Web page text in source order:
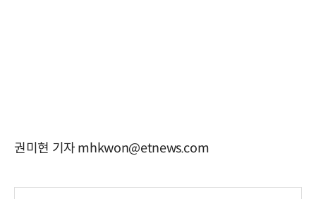
권미현 기자 mhkwon@etnews.com